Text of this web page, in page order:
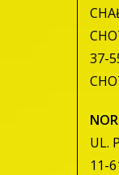
37-
UL.
11-